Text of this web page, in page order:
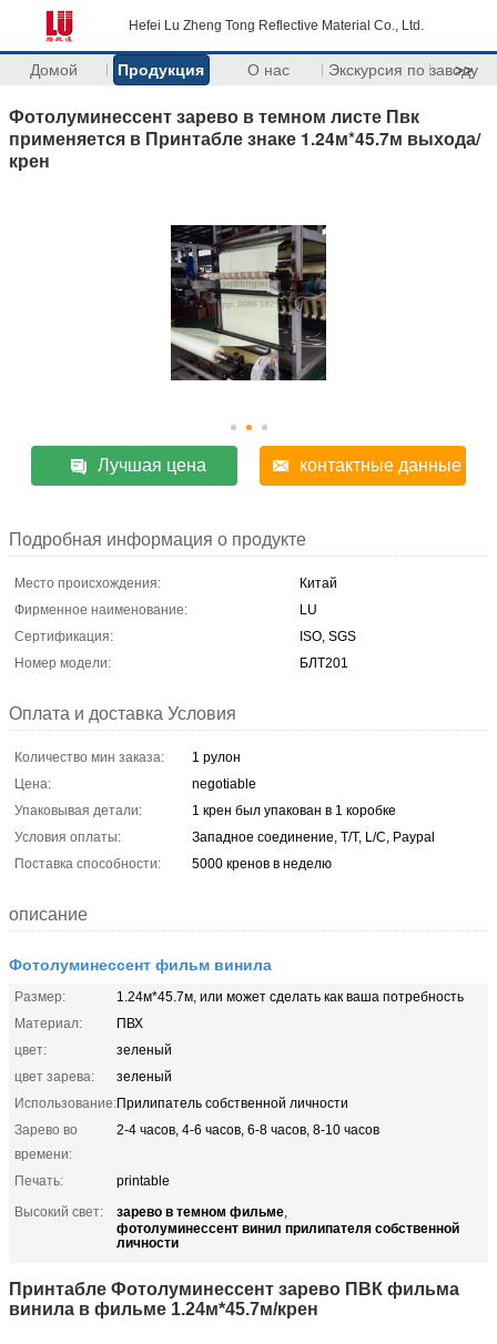
Hefei Lu Zheng Tong Reflective Material Co., Ltd.
Домой Продукция О нас Экскурсия по заводу
>>
Фотолуминессент зарево в темном листе Пвк
применяется в Принтабле знаке 1.24м*45.7м выхода/
крен
Лучшая цена контактные данные
Подробная информация о продукте
Место происхождения:
Китай
Фирменное наименование:
LU
Сертификация:
ISO, SGS
Номер модели:
БЛТ201
Оплата и доставка Условия
Количество мин заказа:
1 рулон
Цена:
negotiable
Упаковывая детали:
1 крен был упакован в 1 коробке
Условия оплаты:
Западное соединение, T/T, L/C, Paypal
Поставка способности:
5000 кренов в неделю
описание
Фотолуминессент фильм винила
Размер:
1.24м*45.7м, или может сделать как ваша потребность
Материал:
ПВХ
цвет:
зеленый
цвет зарева:
зеленый
Использование:Прилипатель собственной личности
Зарево во
времени:
2-4 часов, 4-6 часов, 6-8 часов, 8-10 часов
Печать:
printable
Высокий свет:
зарево в темном фильме,
фотолуминессент винил прилипателя собственной
личности
Принтабле Фотолуминессент зарево ПВК фильма
винила в фильме 1.24м*45.7м/крен